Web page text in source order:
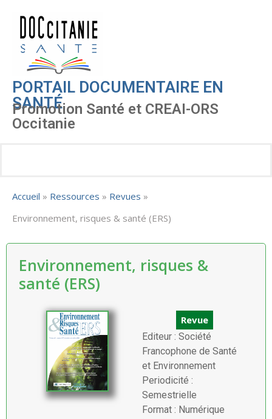
PORTAIL DOCUMENTAIRE EN
SANTÉ
Promotion Santé et CREAI-ORS
Occitanie
Accueil » Ressources » Revues »
Environnement, risques & santé (ERS)
Environnement, risques &
santé (ERS)
Revue
Editeur : Société
Francophone de Santé
et Environnement
Periodicité :
Semestrielle
Format : Numérique